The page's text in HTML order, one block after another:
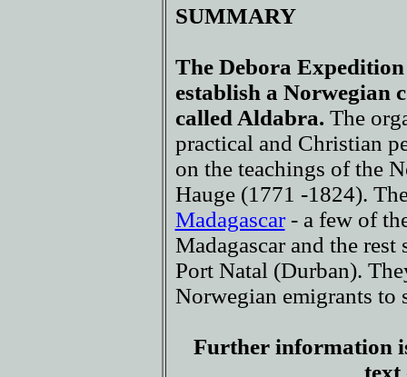
SUMMARY
The Debora
establish a Norwegian
called Aldabra. The
practical and Christian
on the teachings of the
Hauge (1771 -1824).
Madagascar- a few of
Madagascar and the
Port Natal (Durban).
Norwegian emigrants to
Further information
text